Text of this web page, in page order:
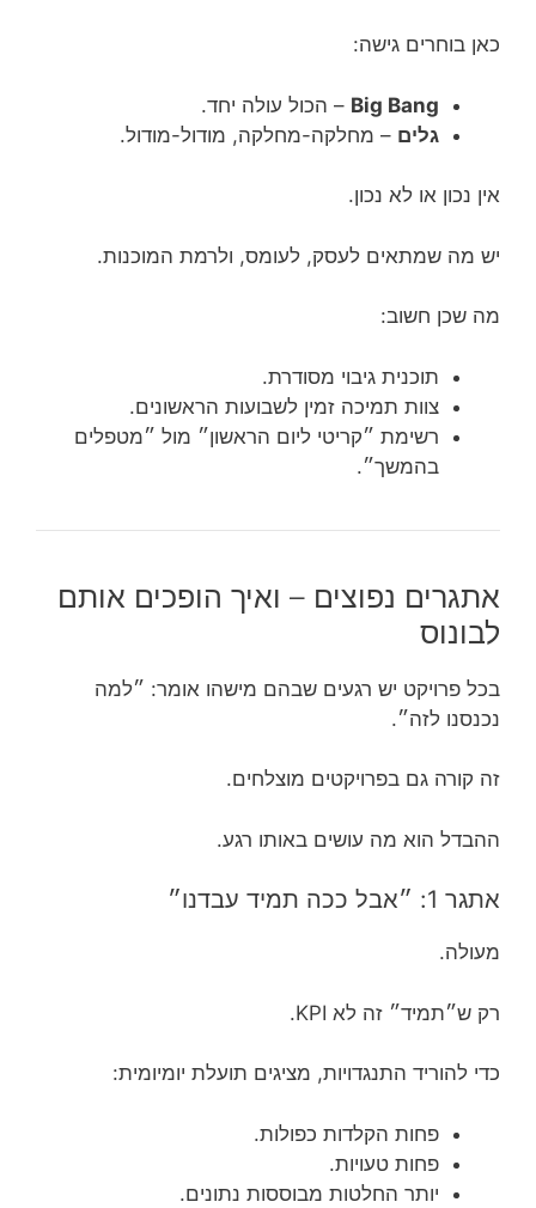
כאן בוחרים גישה:
Big Bang – הכול עולה יחד.
גלים – מחלקה-מחלקה, מודול-מודול.
אין נכון או לא נכון.
יש מה שמתאים לעסק, לעומס, ולרמת המוכנות.
מה שכן חשוב:
תוכנית גיבוי מסודרת.
צוות תמיכה זמין לשבועות הראשונים.
רשימת ״קריטי ליום הראשון״ מול ״מטפלים
בהמשך״.
אתגרים נפוצים – ואיך הופכים אותם
לבונוס
בכל פרויקט יש רגעים שבהם מישהו אומר: ״למה
נכנסנו לזה״.
זה קורה גם בפרויקטים מוצלחים.
ההבדל הוא מה עושים באותו רגע.
אתגר 1: ״אבל ככה תמיד עבדנו״
מעולה.
רק ש״תמיד״ זה לא KPI.
כדי להוריד התנגדויות, מציגים תועלת יומיומית:
פחות הקלדות כפולות.
פחות טעויות.
יותר החלטות מבוססות נתונים.